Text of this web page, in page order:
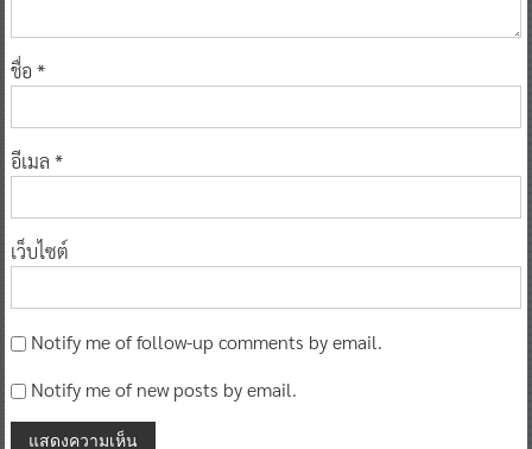
ชื่อ *
อีเมล *
เว็บไซต์
Notify me of follow-up comments by email.
Notify me of new posts by email.